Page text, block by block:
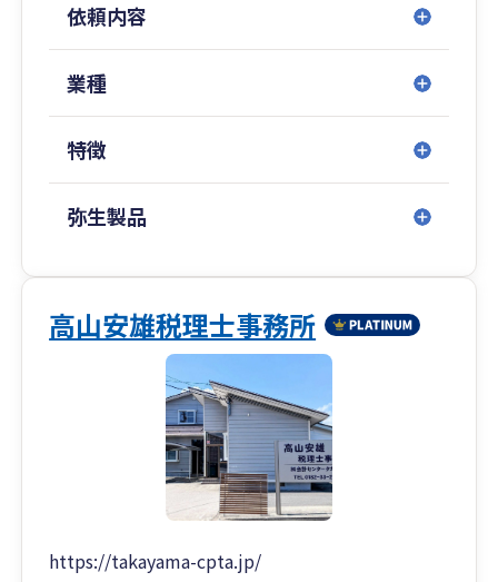
No.1（提携金融機関担当者からのヒアリング）
・元飲食店経営者(年商7,000万円、利益3,000万
円)のコンサルタント在籍、飲食店・建設業・介
（3刷））
・30代若手税理士が経営
・国税OBが顧問にいるため、税務調査対応に自信
・JR秋田駅から車で約10分、JR羽後牛島駅から
徒歩4分とアクセス良好（来客用駐車場あり）。
牛島商店街の通りです。
依頼内容
業種
特徴
弥生製品
高山安雄税理士事務所
https://takayama-cpta.jp/